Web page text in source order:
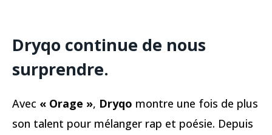
Dryqo continue de nous
surprendre.
Avec « Orage », Dryqo montre une fois de plus
son talent pour mélanger rap et poésie. Depuis